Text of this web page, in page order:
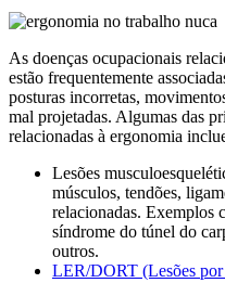
As doenças ocupacionais
estão frequentemente
posturas incorretas,
mal projetadas. Algumas das
relacionadas à ergonomia
Lesões
músculos, tendões,
relacionadas. Exemplos
síndrome do túnel do
outros.
LER/DORT (Lesões